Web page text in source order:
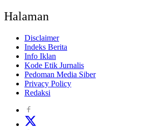
Halaman
Disclaimer
Indeks Berita
Info Iklan
Kode Etik Jurnalis
Pedoman Media Siber
Privacy Policy
Redaksi